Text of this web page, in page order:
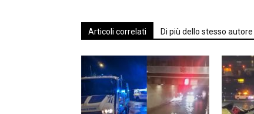
Articoli correlati Di più dello stesso autore